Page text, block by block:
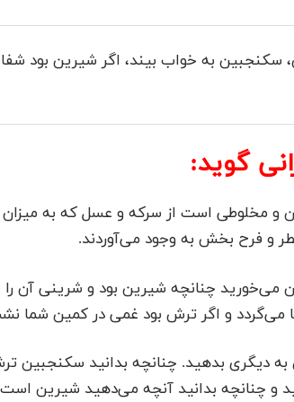
سکنجبین به خواب بیند، اگر شیرین بود شفا
گوید:
و مخلوطی است از سرکه و عسل که به
و فرح بخش به وجود می‌آوردند.
می‌خورید چنانچه شیرین بود و شرینی آن
و اگر ترش بود غمی در کمین شما
بدهید. چنانچه بدانید سکنجبین ترش
و چنانچه بدانید آنچه می‌دهید شیرین